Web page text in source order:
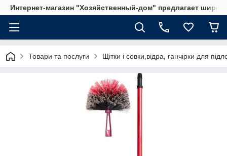
Интернет-магазин "Хозяйственный-дом" предлагает
Товари та послуги Щітки і совки,відра, ганчірки для